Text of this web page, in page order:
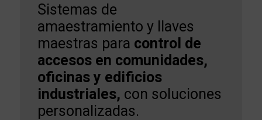
Sistemas de
amaestramiento y llaves
maestras para control de
accesos en comunidades,
oficinas y edificios
industriales, con soluciones
personalizadas.